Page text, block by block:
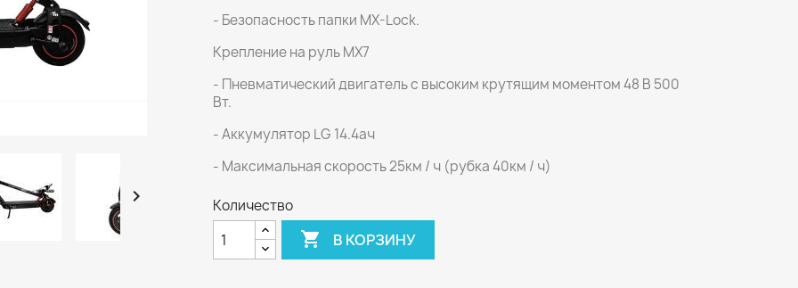

- Безопасность папки MX-Lock.
Крепление на руль MX7
- Пневматический двигатель с высоким крутящим моментом 48 В 500
Вт.
- Аккумулятор LG 14.4ач
- Максимальная скорость 25км / ч (рубка 40км / ч)
Количество
 В КОРЗИНУ